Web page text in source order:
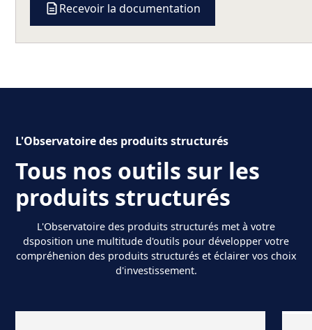
Recevoir la documentation
L'Observatoire des produits structurés
Tous nos outils sur les
produits structurés
L'Observatoire des produits structurés met à votre
dsposition une multitude d'outils pour développer votre
compréhenion des produits structurés et éclairer vos choix
d'investissement.